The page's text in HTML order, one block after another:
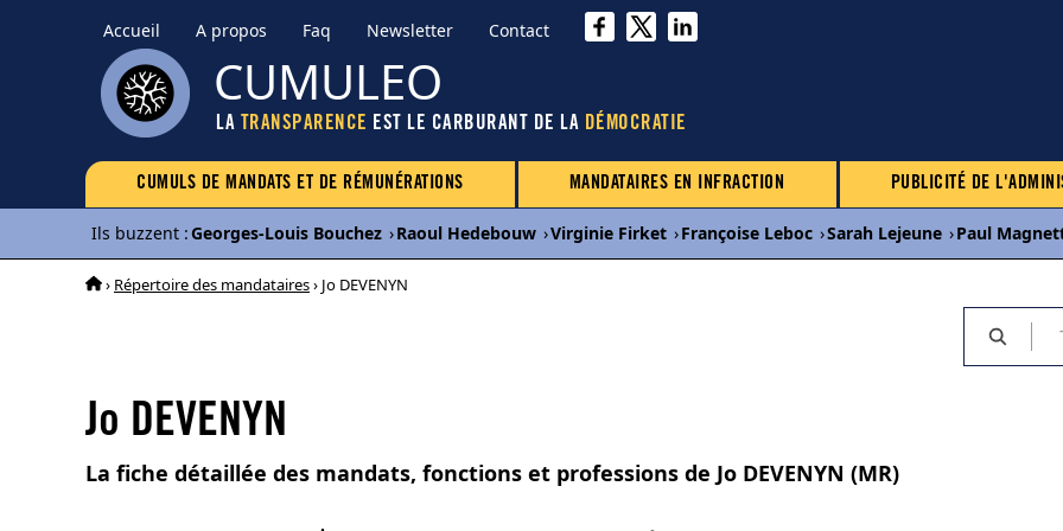
Accueil A propos Faq Newsletter Contact
CUMULEO
LA TRANSPARENCE EST LE CARBURANT DE LA DÉMOCRATIE
CUMULS DE MANDATS ET DE RÉMUNÉRATIONS MANDATAIRES EN INFRACTION PUBLICITÉ DE
Ils buzzent :Georges-Louis Bouchez ›Raoul Hedebouw ›Virginie Firket ›Françoise Leboc ›Sarah Lejeune ›Paul
› Répertoire des mandataires› Jo DEVENYN
Jo DEVENYN
La fiche détaillée des mandats, fonctions et professions de Jo DEVENYN (MR)